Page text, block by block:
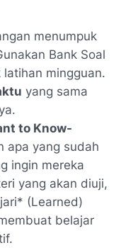
menumpuk
Bank Soal
mingguan.
yang sama
to Know-
apa yang sudah
ingin mereka
yang akan diuji,
(Learned)
belajar